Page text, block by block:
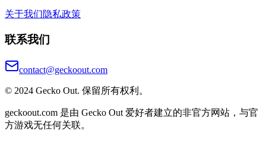
关于我们隐私政策
联系我们
contact@geckoout.com
© 2024 Gecko Out. 保留所有权利。
geckoout.com 是由 Gecko Out 爱好者建立的非官方网站，与官
方游戏无任何关联。